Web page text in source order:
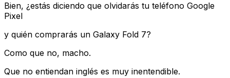
Bien, ¿estás diciendo que olvidarás tu teléfono Google
Pixel
y quién comprarás un Galaxy Fold 7?
Como que no, macho.
Que no entiendan inglés es muy inentendible.